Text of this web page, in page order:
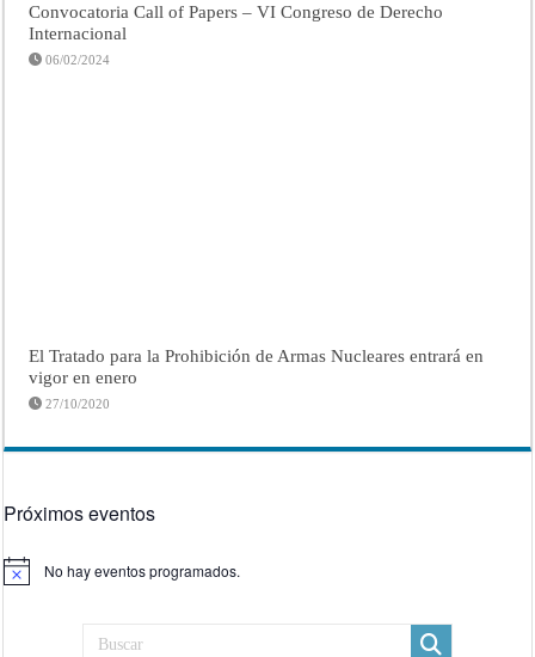
Convocatoria Call of Papers – VI Congreso de Derecho
Internacional
06/02/2024
El Tratado para la Prohibición de Armas Nucleares entrará en
vigor en enero
27/10/2020
Próximos eventos
Aviso No hay eventos programados.